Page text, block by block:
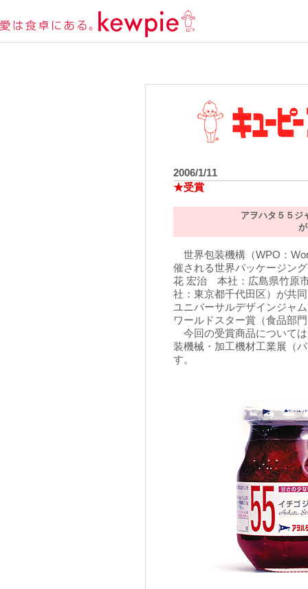
2006/1/11
★受賞
アヲハタ５５ジ
世界包装機構（WPO：
催される世界パッケージン
花 宏治 本社：広島県竹原
社：東京都千代田区）が共
ユニバーサルデザインジャ
ワールドスター賞（食品部
今回の受賞商品について
装機械・加工機材工業展（
す。